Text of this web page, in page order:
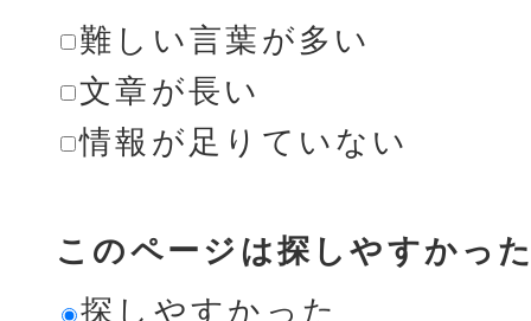
難しい言葉が多い
文章が長い
情報が足りていない
このページは探しやすかっ
探しやすかった